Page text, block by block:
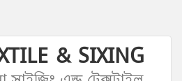
& SIXING